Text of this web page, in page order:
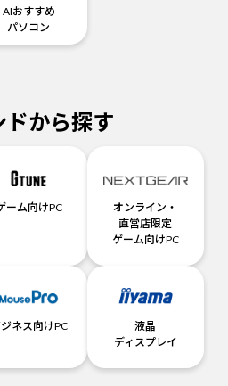
AIおすすめ
パソコン
ドから探す
ーム向けPC
オンライン・
直営店限定
ゲーム向けPC
ジネス向けPC
液晶
ディスプレイ